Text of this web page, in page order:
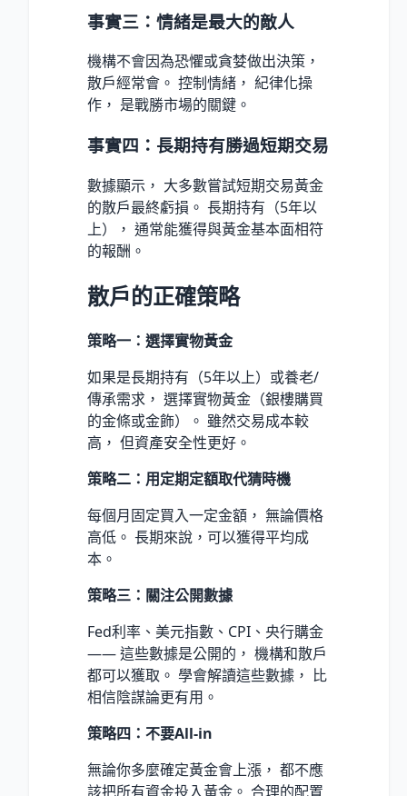
事實三：情緒是最大的敵人
機構不會因為恐懼或貪婪做出決策，
散戶經常會。 控制情緒， 紀律化操
作， 是戰勝市場的關鍵。
事實四：長期持有勝過短期交易
數據顯示， 大多數嘗試短期交易黃金
的散戶最終虧損。 長期持有（5年以
上）， 通常能獲得與黃金基本面相符
的報酬。
散戶的正確策略
策略一：選擇實物黃金
如果是長期持有（5年以上）或養老/
傳承需求， 選擇實物黃金（銀樓購買
的金條或金飾）。 雖然交易成本較
高， 但資產安全性更好。
策略二：用定期定額取代猜時機
每個月固定買入一定金額， 無論價格
高低。 長期來說，可以獲得平均成
本。
策略三：關注公開數據
Fed利率、美元指數、CPI、央行購金
—— 這些數據是公開的， 機構和散戶
都可以獲取。 學會解讀這些數據， 比
相信陰謀論更有用。
策略四：不要All-in
無論你多麼確定黃金會上漲， 都不應
該把所有資金投入黃金。 合理的配置